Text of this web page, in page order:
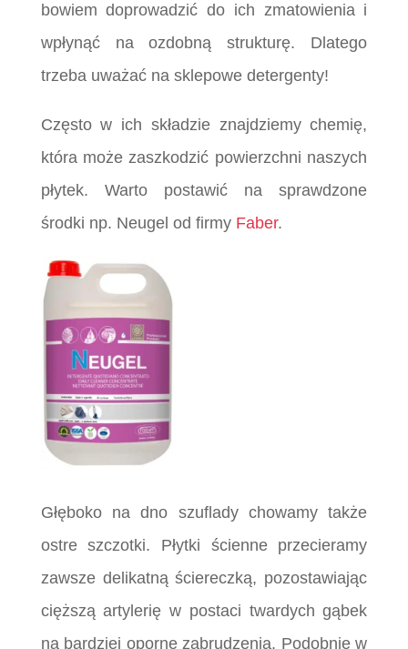
bowiem doprowadzić do ich zmatowienia i
wpłynąć na ozdobną strukturę. Dlatego
trzeba uważać na sklepowe detergenty!
Często w ich składzie znajdziemy chemię,
która może zaszkodzić powierzchni naszych
płytek. Warto postawić na sprawdzone
środki np. Neugel od firmyFaber.
Głęboko na dno szuflady chowamy także
ostre szczotki. Płytki ścienne przecieramy
zawsze delikatną ściereczką, pozostawiając
cięższą artylerię w postaci twardych gąbek
na bardziej oporne zabrudzenia. Podobnie w